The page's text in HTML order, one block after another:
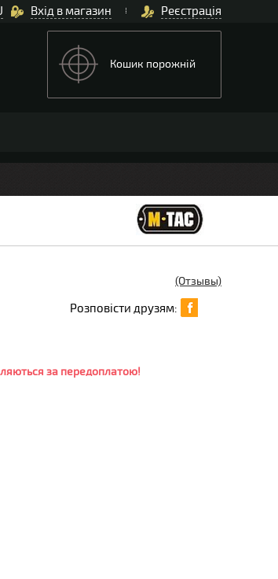
Вхід в магазин Реєстрація
Кошик порожній
(Отзывы)
Розповісти друзям:
за передоплатою!